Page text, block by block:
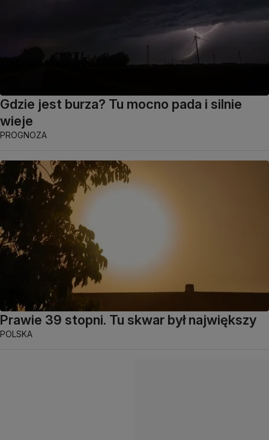
Gdzie jest burza? Tu mocno pada i silnie
wieje
PROGNOZA
Prawie 39 stopni. Tu skwar był największy
POLSKA